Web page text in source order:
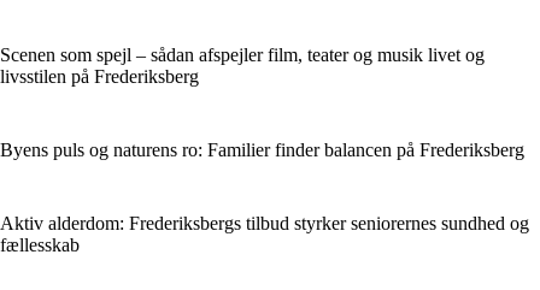
Scenen som spejl – sådan afspejler film, teater og musik livet og
livsstilen på Frederiksberg
Byens puls og naturens ro: Familier finder balancen på Frederiksberg
Aktiv alderdom: Frederiksbergs tilbud styrker seniorernes sundhed og
fællesskab